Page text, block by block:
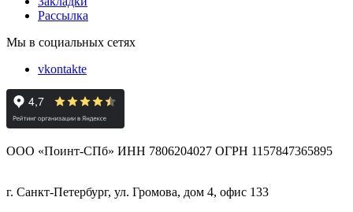
Рассылка
Мы в социальных сетях
vkontakte
ООО «Поинт-СПб» ИНН 7806204027 ОГРН 1157847365895
г. Санкт-Петербург, ул. Громова, дом 4, офис 133